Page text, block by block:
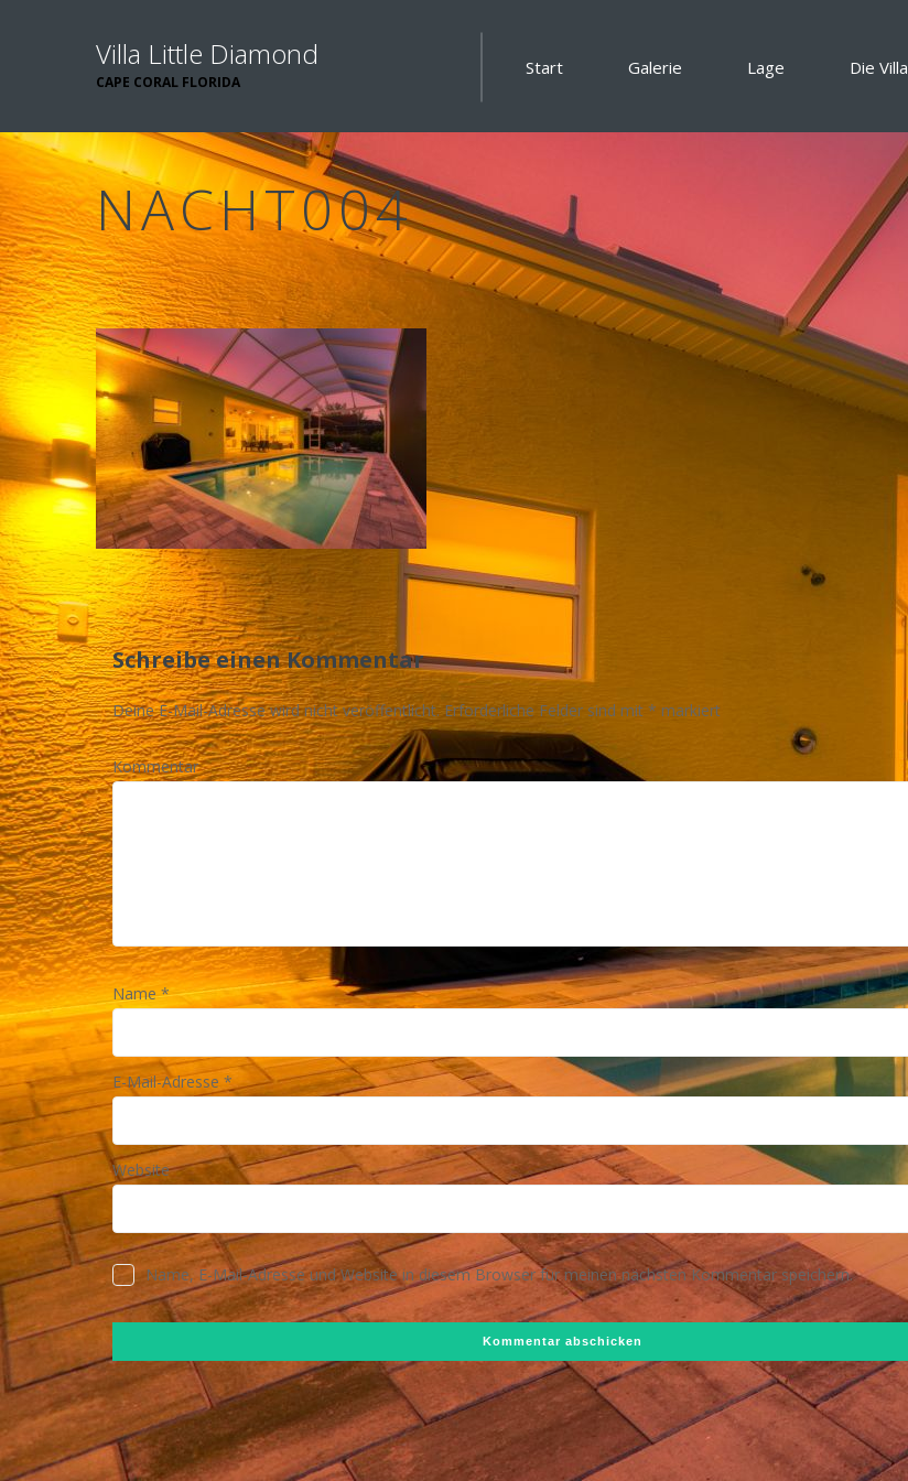
Villa Little Diamond
CAPE CORAL FLORIDA
Start Galerie Lage Die Villa
NACHT004
Schreibe einen Kommentar
Deine E-Mail-Adresse wird nicht veröffentlicht.Erforderliche Felder sind mit * markiert
Kommentar
Name*
E-Mail-Adresse *
Website
Name, E-Mail-Adresse und Website in diesem Browser für meinen nächsten Kommentar speichern.